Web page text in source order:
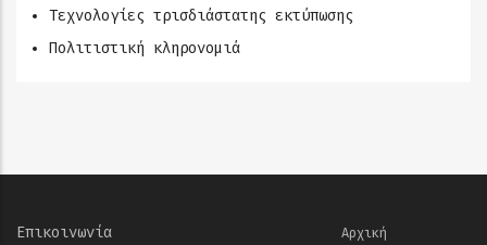
Τεχνολογίες τρισδιάστατης εκτύπωσης
Πολιτιστική κληρονομιά
Επικοινωνία Αρχική